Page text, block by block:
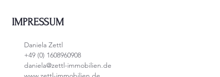
IMPRESSUM
Daniela Zettl
+49 (0) 1608960908
daniela@zettl-immobilien.de